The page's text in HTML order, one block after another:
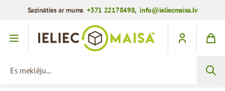
Sazināties ar mums+371 22178498,info@ieliecmaisa.lv
Iet uz saturu